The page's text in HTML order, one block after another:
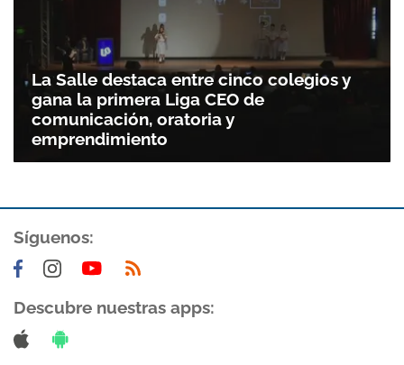
La Salle destaca entre cinco colegios y
gana la primera Liga CEO de
comunicación, oratoria y
emprendimiento
Síguenos:
Descubre nuestras apps: